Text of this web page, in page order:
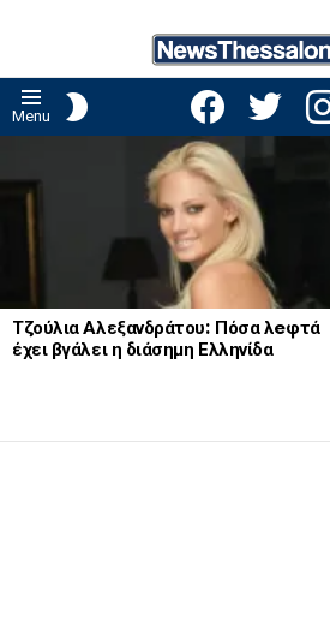
Menu
facebooktwitter
Τζούλια Αλεξανδράτου: Πόσα λeφτά
έχει βγάλει η διάσημη Ελληνίδα